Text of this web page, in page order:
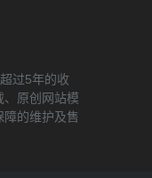
过5年的收
、原创网站模
障的维护及售